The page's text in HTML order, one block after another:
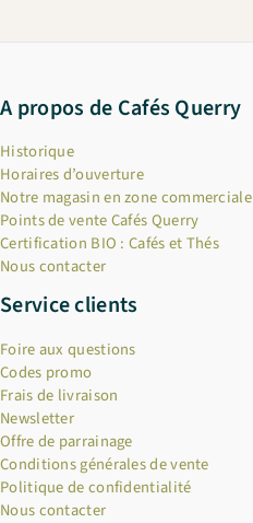
A propos de Cafés Querry
Historique
Horaires d’ouverture
Notre magasin en zone commerciale
Points de vente Cafés Querry
Certification BIO : Cafés et Thés
Nous contacter
Service clients
Foire aux questions
Codes promo
Frais de livraison
Newsletter
Offre de parrainage
Conditions générales de vente
Politique de confidentialité
Nous contacter